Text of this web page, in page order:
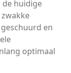
de huidige
en
optimaal